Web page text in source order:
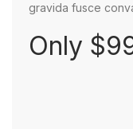
gravida fusce
Only